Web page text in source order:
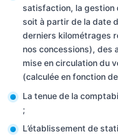
satisfaction, la gestion
soit à partir de la date
derniers kilométrages
nos concessions), des
mise en circulation du
(calculée en fonction
La tenue de la
;
L’établissement de